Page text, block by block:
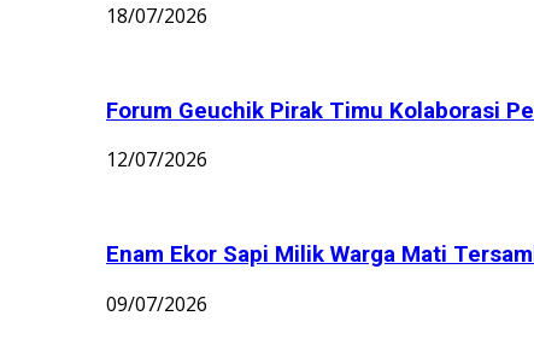
18/07/2026
Forum Geuchik Pirak Timu Kolaborasi
12/07/2026
Enam Ekor Sapi Milik Warga Mati
09/07/2026